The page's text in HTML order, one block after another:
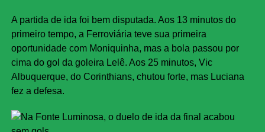
A partida de ida foi bem disputada. Aos 13 minutos do
primeiro tempo, a Ferroviária teve sua primeira
oportunidade com Moniquinha, mas a bola passou por
cima do gol da goleira Lelê. Aos 25 minutos, Vic
Albuquerque, do Corinthians, chutou forte, mas Luciana
fez a defesa.